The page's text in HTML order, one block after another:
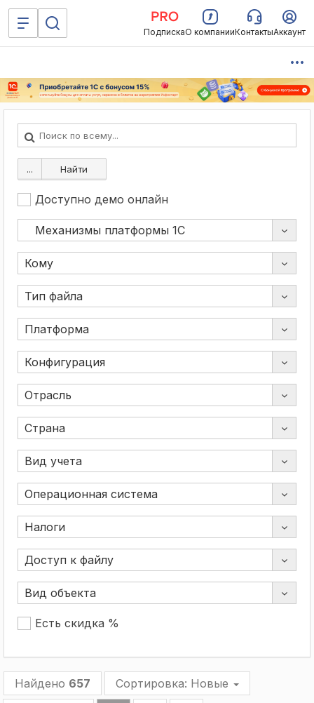
ПодпискаО компанииКонтактыАккаунт
... Найти
Доступно демо онлайн
Есть скидка %
Найдено 657 Сортировка: Новые